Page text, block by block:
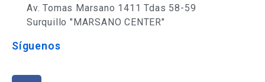
Av. Tomas Marsano 1411 Tdas 58-59
Surquillo "MARSANO CENTER"
Síguenos